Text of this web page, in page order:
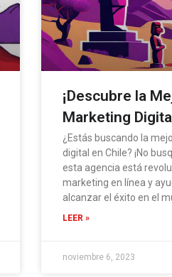
¡Descubre la
Marketing
¿Estás buscando la
digital en Chile? ¡No
esta agencia está
marketing en línea y
alcanzar el éxito en el
LEER »
noviembre 6, 2023